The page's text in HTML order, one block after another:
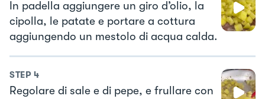
In padella aggiungere un giro d’olio, la
cipolla, le patate e portare a cottura
aggiungendo un mestolo di acqua calda.
STEP 4
Regolare di sale e di pepe, e frullare con